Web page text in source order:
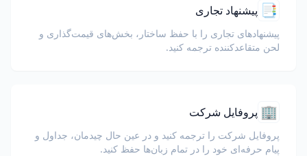
📑 پیشنهاد تجاری
پیشنهادهای تجاری را با حفظ ساختار، بخش‌های قیمت‌گذاری و
لحن متقاعدکننده ترجمه کنید.
🏢 پروفایل شرکت
پروفایل شرکت را ترجمه کنید و در عین حال چیدمان، جداول و
پیام حرفه‌ای خود را در تمام زبان‌ها حفظ کنید.